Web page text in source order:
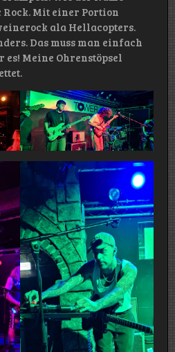
Rock. Mit einer Portion
ala Hellacopters.
Das muss man einfach
es! Meine Ohrenstöpsel